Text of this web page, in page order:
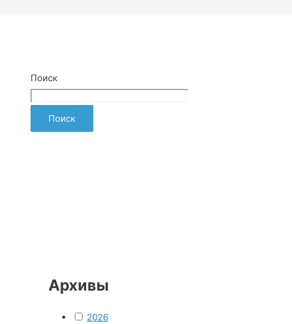
Поиск
Поиск
Архивы
2026